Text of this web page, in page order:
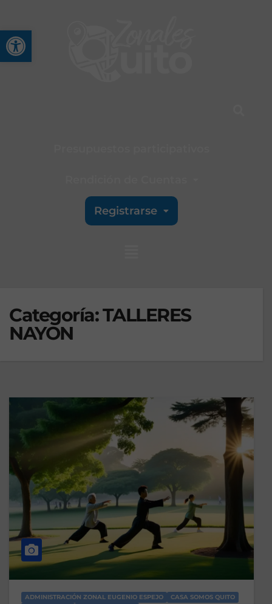
Abrir barra de
Registrarse
Categoría:TALLERES
NAYON
ADMINISTRACIÓN ZONAL EUGENIO ESPEJO
CASA SOMOS QUITO